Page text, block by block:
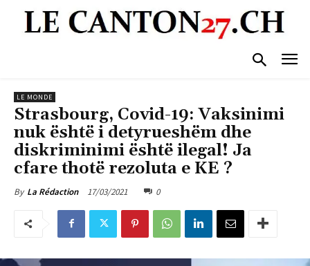
LE MONDE
Strasbourg, Covid-19: Vaksinimi
nuk është i detyrueshëm dhe
diskriminimi është ilegal! Ja
cfare thotë rezoluta e KE ?
By La Rédaction 17/03/2021 0